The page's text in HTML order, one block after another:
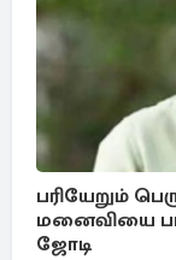
பரியேறும்
மனைவியை
ஜோடி